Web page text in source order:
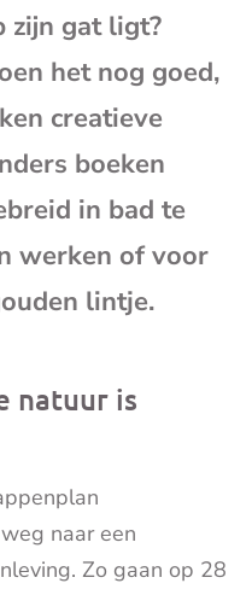
zijn gat ligt?
het nog goed,
creatieve
boeken
in bad te
werken of voor
lintje.
natuur is
naar een
Zo gaan op 28